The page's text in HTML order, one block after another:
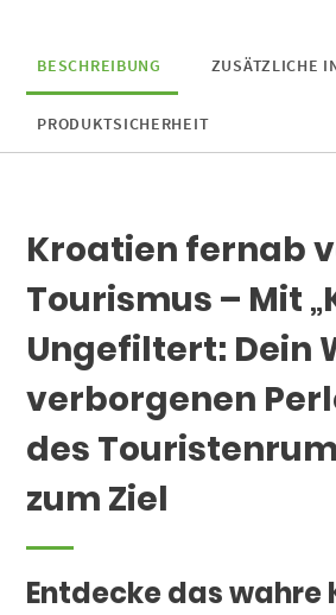
BESCHREIBUNG ZUSÄTZLICHE
PRODUKTSICHERHEIT
Kroatien fernab
Tourismus – Mit
Ungefiltert: Dein
verborgenen
des
zum Ziel
Entdecke das wahre